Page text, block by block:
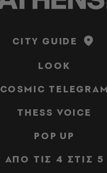
CITY GUIDE
LOOK
COSMIC TELEGRAM
THESS VOICE
POP UP
ΑΠΟ ΤΙΣ 4 ΣΤΙΣ 5